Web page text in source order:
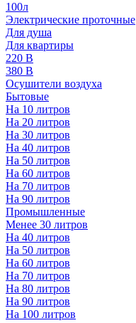
100л
Электрические проточные
Для душа
Для квартиры
220 В
380 В
Осушители воздуха
Бытовые
На 10 литров
На 20 литров
На 30 литров
На 40 литров
На 50 литров
На 60 литров
На 70 литров
На 90 литров
Промышленные
Менее 30 литров
На 40 литров
На 50 литров
На 60 литров
На 70 литров
На 80 литров
На 90 литров
На 100 литров